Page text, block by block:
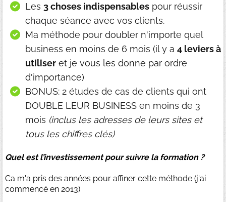
Les 3 choses indispensables pour réussir
chaque séance avec vos clients.
Ma méthode pour doubler n'importe quel
business en moins de 6 mois (il y a 4 leviers à
utiliser et je vous les donne par ordre
d'importance)
BONUS: 2 études de cas de clients qui ont
DOUBLE LEUR BUSINESS en moins de 3
mois (inclus les adresses de leurs sites et
tous les chiffres clés)
Quel est l’investissement pour suivre la formation ?
Ca m'a pris des années pour affiner cette méthode (j'ai
commencé en 2013)